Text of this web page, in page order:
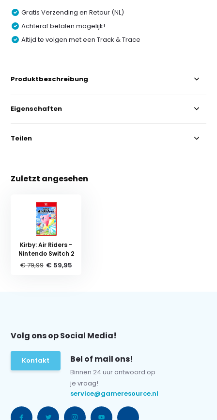
Gratis Verzending en Retour (NL)
Achteraf betalen mogelijk!
Altijd te volgen met een Track & Trace
Produktbeschreibung
Eigenschaften
Teilen
Zuletzt angesehen
Kirby: Air Riders -
Nintendo Switch 2
€ 79,99 € 59,95
Volg ons op Social Media!
Kontakt Bel of mail ons!
Binnen 24 uur antwoord op
je vraag!
service@gameresource.nl